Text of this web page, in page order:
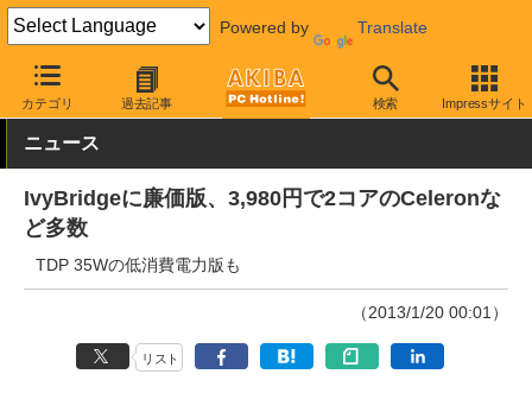
Powered by Translate
カテゴリ 過去記事 検索 Impressサイト
AKIBA PC Hotline! PCパーツ CPU
ニュース
IvyBridgeに廉価版、3,980円で2コアのCeleronな
ど多数
TDP 35Wの低消費電力版も
（2013/1/20 00:01）
リスト